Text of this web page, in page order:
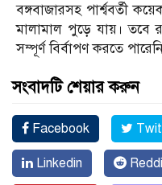
বঙ্গবাজারসহ পার্শ্ববর্তী
মালামাল পুড়ে যায়। তবে
সম্পূর্ণ বির্বাপণ করতে
সংবাদটি শেয়ার করুন
Facebook
Linkedin